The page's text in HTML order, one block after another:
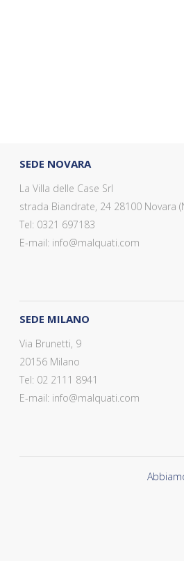
SEDE NOVARA
La Villa delle Case Srl
strada Biandrate, 24 28100 Novara
Tel: 0321 697183
E-mail: info@malquati.com
SEDE MILANO
Via Brunetti, 9
20156 Milano
Tel: 02 2111 8941
E-mail: info@malquati.com